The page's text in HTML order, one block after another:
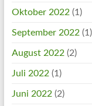
Oktober 2022(1)
September 2022(1)
August 2022(2)
Juli 2022(1)
Juni 2022(2)